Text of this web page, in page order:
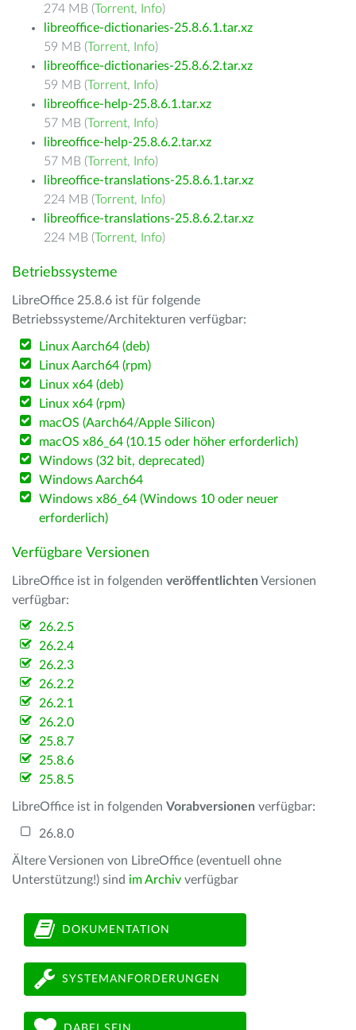
274 MB (Torrent, Info)
libreoffice-dictionaries-25.8.6.1.tar.xz
59 MB (Torrent, Info)
libreoffice-dictionaries-25.8.6.2.tar.xz
59 MB (Torrent, Info)
libreoffice-help-25.8.6.1.tar.xz
57 MB (Torrent, Info)
libreoffice-help-25.8.6.2.tar.xz
57 MB (Torrent, Info)
libreoffice-translations-25.8.6.1.tar.xz
224 MB (Torrent, Info)
libreoffice-translations-25.8.6.2.tar.xz
224 MB (Torrent, Info)
Betriebssysteme
LibreOffice 25.8.6 ist für folgende
Betriebssysteme/Architekturen verfügbar:
Linux Aarch64 (deb)
Linux Aarch64 (rpm)
Linux x64 (deb)
Linux x64 (rpm)
macOS (Aarch64/Apple Silicon)
macOS x86_64 (10.15 oder höher erforderlich)
Windows (32 bit, deprecated)
Windows Aarch64
Windows x86_64 (Windows 10 oder neuer
erforderlich)
Verfügbare Versionen
LibreOffice ist in folgenden veröffentlichten Versionen
verfügbar:
26.2.5
26.2.4
26.2.3
26.2.2
26.2.1
26.2.0
25.8.7
25.8.6
25.8.5
LibreOffice ist in folgenden Vorabversionen verfügbar:
26.8.0
Ältere Versionen von LibreOffice (eventuell ohne
Unterstützung!) sind im Archiv verfügbar
DOKUMENTATION
SYSTEMANFORDERUNGEN